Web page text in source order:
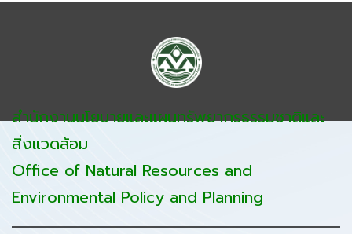
สำนักงานนโยบายและแผนทรัพยากรธรรมชาติและ
สิ่งแวดล้อม
Office of Natural Resources and
Environmental Policy and Planning